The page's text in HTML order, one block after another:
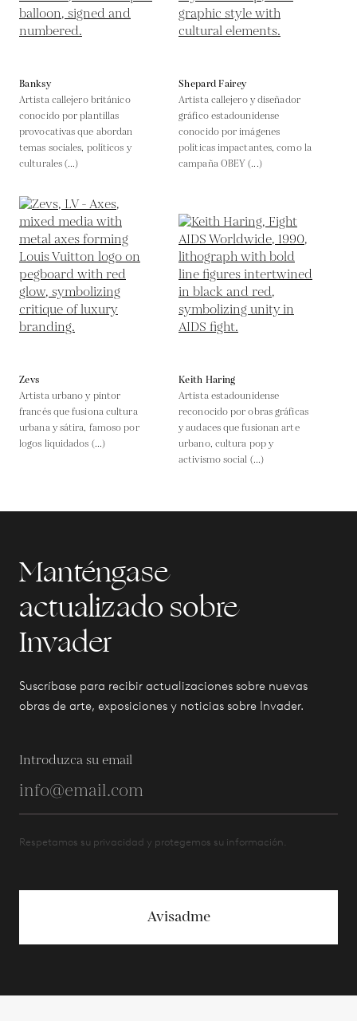
Banksy
Artista callejero británico
conocido por plantillas
provocativas que abordan
temas sociales, políticos y
culturales (...)
Shepard Fairey
Artista callejero y diseñador
gráfico estadounidense
conocido por imágenes
políticas impactantes, como la
campaña OBEY (...)
Zevs
Artista urbano y pintor
francés que fusiona cultura
urbana y sátira, famoso por
logos liquidados (...)
Keith Haring
Artista estadounidense
reconocido por obras gráficas
y audaces que fusionan arte
urbano, cultura pop y
activismo social (...)
Manténgase
actualizado sobre
Invader
Suscríbase para recibir actualizaciones sobre nuevas
obras de arte, exposiciones y noticias sobre Invader.
Introduzca su email
Respetamos su privacidad y protegemos su información.
Avisadme